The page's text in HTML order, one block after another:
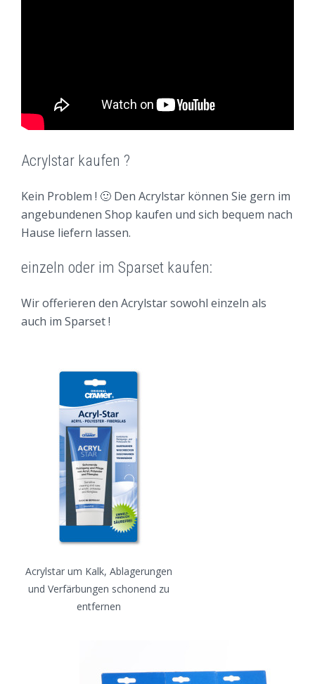
Acrylstar kaufen ?
Kein Problem ! 🙂 Den Acrylstar können Sie gern im
angebundenen Shop kaufen und sich bequem nach
Hause liefern lassen.
einzeln oder im Sparset kaufen:
Wir offerieren den Acrylstar sowohl einzeln als
auch im Sparset !
Acrylstar um Kalk, Ablagerungen
und Verfärbungen schonend zu
entfernen